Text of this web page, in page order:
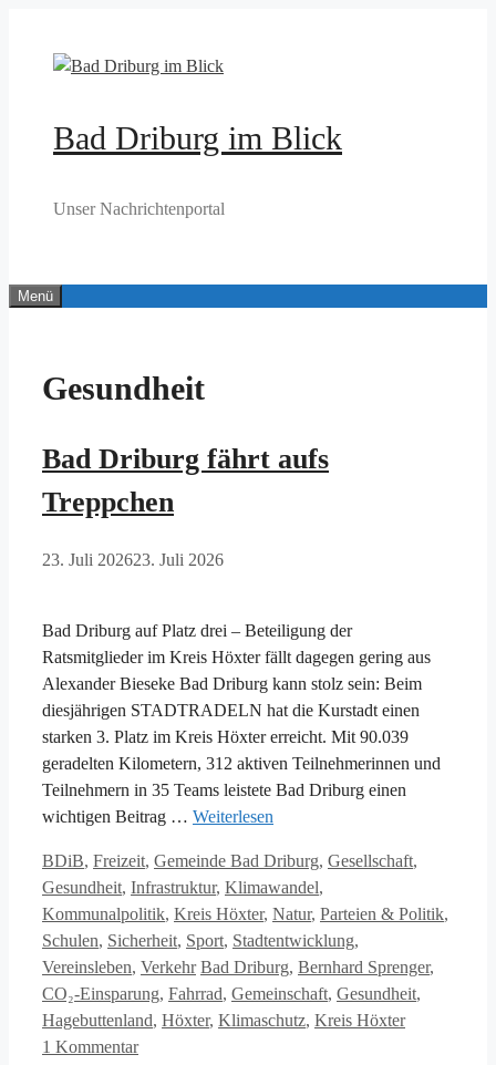
springen
Bad Driburg im Blick
Unser Nachrichtenportal
Menü
Gesundheit
Bad Driburg fährt aufs
Treppchen
23. Juli 202623. Juli 2026
Bad Driburg auf Platz drei – Beteiligung der
Ratsmitglieder im Kreis Höxter fällt dagegen gering aus
Alexander Bieseke Bad Driburg kann stolz sein: Beim
diesjährigen STADTRADELN hat die Kurstadt einen
starken 3. Platz im Kreis Höxter erreicht. Mit 90.039
geradelten Kilometern, 312 aktiven Teilnehmerinnen und
Teilnehmern in 35 Teams leistete Bad Driburg einen
wichtigen Beitrag … Weiterlesen
Kategorien
BDiB, Freizeit, Gemeinde Bad Driburg, Gesellschaft,
Gesundheit, Infrastruktur, Klimawandel,
Kommunalpolitik, Kreis Höxter, Natur, Parteien & Politik,
Schulen, Sicherheit, Sport, Stadtentwicklung,
Vereinsleben, Verkehr Schlagwörter
Bad Driburg, Bernhard Sprenger,
CO₂-Einsparung, Fahrrad, Gemeinschaft, Gesundheit,
Hagebuttenland, Höxter, Klimaschutz, Kreis Höxter
1 Kommentar